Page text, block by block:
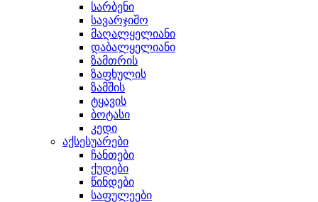
სარბენი
სავარჯიშო
მაღალყელიანი
დაბალყელიანი
ზამთრის
ზაფხულის
ზამშის
ტყავის
ბოტასი
კედი
აქსესუარები
ჩანთები
ქუდები
წინდები
საფულეები